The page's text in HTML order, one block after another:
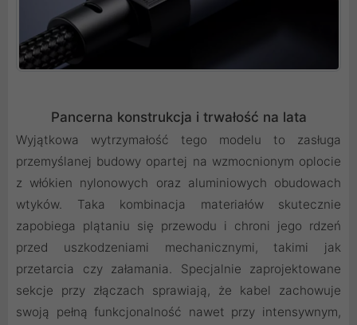
Pancerna konstrukcja i trwałość na lata
Wyjątkowa wytrzymałość tego modelu to zasługa
przemyślanej budowy opartej na wzmocnionym oplocie
z włókien nylonowych oraz aluminiowych obudowach
wtyków. Taka kombinacja materiałów skutecznie
zapobiega plątaniu się przewodu i chroni jego rdzeń
przed uszkodzeniami mechanicznymi, takimi jak
przetarcia czy załamania. Specjalnie zaprojektowane
sekcje przy złączach sprawiają, że kabel zachowuje
swoją pełną funkcjonalność nawet przy intensywnym,